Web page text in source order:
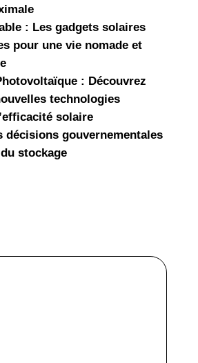
: Les gadgets solaires
pour une vie nomade et
: Découvrez
technologies
solaire
décisions gouvernementales
stockage